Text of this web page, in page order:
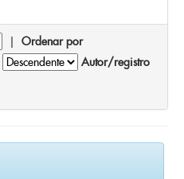
| Ordenar por
Autor/registro